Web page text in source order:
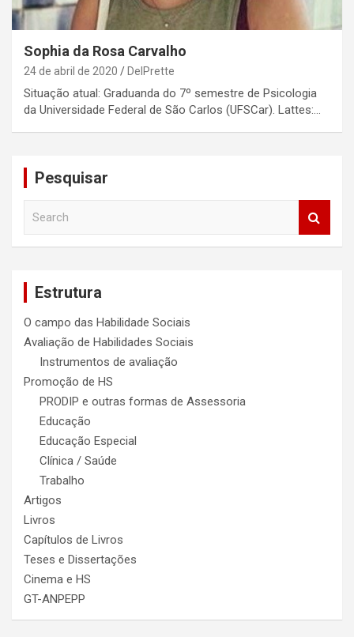
Sophia da Rosa Carvalho
24 de abril de 2020 DelPrette
Situação atual: Graduanda do 7º semestre de Psicologia
da Universidade Federal de São Carlos (UFSCar). Lattes:…
Pesquisar
Estrutura
O campo das Habilidade Sociais
Avaliação de Habilidades Sociais
Instrumentos de avaliação
Promoção de HS
PRODIP e outras formas de Assessoria
Educação
Educação Especial
Clínica / Saúde
Trabalho
Artigos
Livros
Capítulos de Livros
Teses e Dissertações
Cinema e HS
GT-ANPEPP